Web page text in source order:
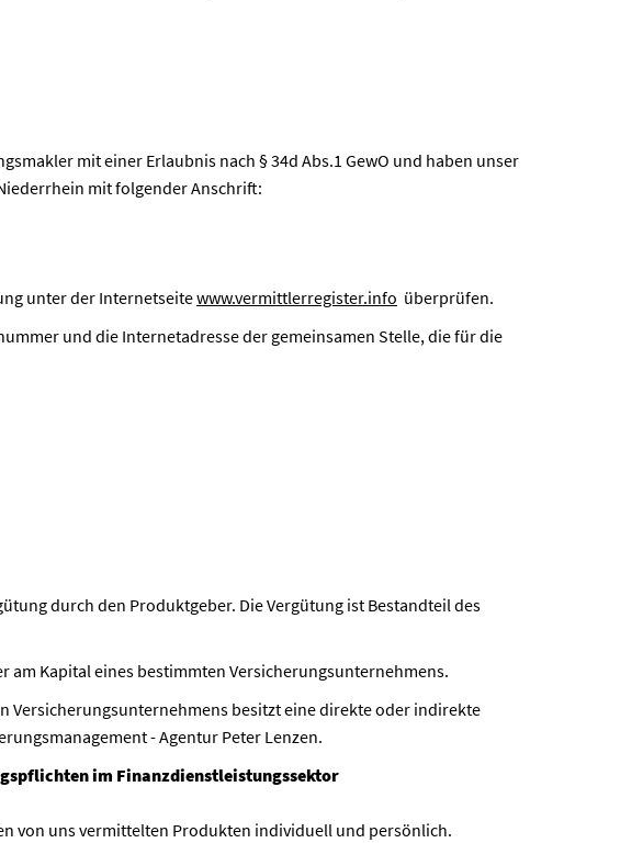
mit einer Erlaubnis nach § 34d Abs.1 GewO und haben unser
mit folgender Anschrift:
unter der Internetseitewww.vermittlerregister.info überprüfen.
und die Internetadresse der gemeinsamen Stelle, die für die
durch den Produktgeber. Die Vergütung ist Bestandteil des
Kapital eines bestimmten Versicherungsunternehmens.
Versicherungsunternehmens besitzt eine direkte oder indirekte
- Agentur Peter Lenzen.
im Finanzdienstleistungssektor
von uns vermittelten Produkten individuell und persönlich.